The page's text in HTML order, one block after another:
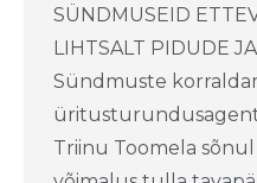
SÜNDMUSEID
LIHTSALT PIDUDE
Sündmuste
Triinu Toomela